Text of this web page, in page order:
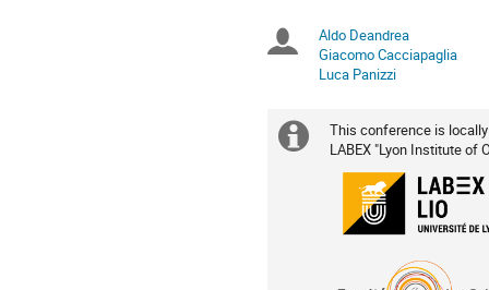
sont
en
Présidents
de
séance
Aldo Deandrea
Giacomo Cacciapaglia
Luca Panizzi
Information
This conference is
LABEX "Lyon Institute of